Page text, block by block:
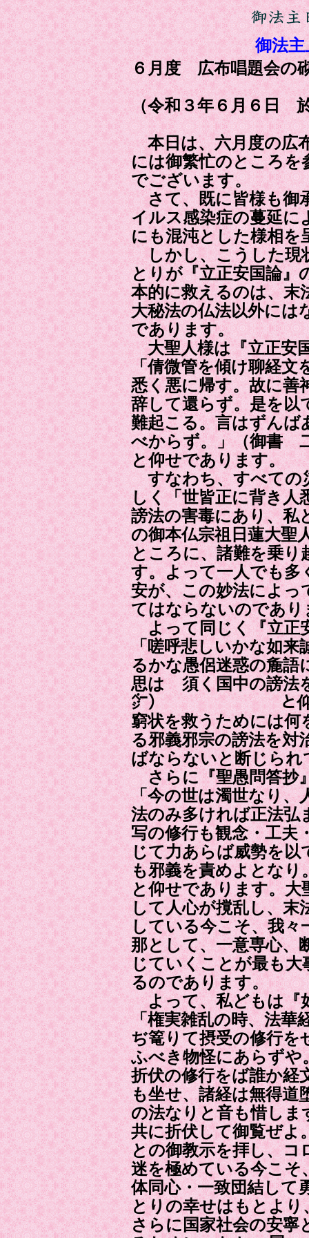
御法主
６月度 広布唱題会の
（令和３年６月６日
本日は、六月度の広
には御繁忙のところを
でございます。
さて、既に皆様も御
イルス感染症の蔓延に
にも混沌とした様相を
しかし、こうした現
とりが『立正安国論』
本的に救えるのは、末
大秘法の仏法以外には
であります。
大聖人様は『立正安
「倩微管を傾け聊経文
悉く悪に帰す。故に善
辞して還らず。是を以
難起こる。言はずんば
べからず。」（御書
と仰せであります。
すなわち、すべての
しく「世皆正に背き人
謗法の害毒にあり、私
の御本仏宗祖日蓮大聖
ところに、諸難を乗
す。よって一人でも多
安が、この妙法によっ
てはならないのであり
よって同じく『立正
「嗟呼悲しいかな如来
るかな愚侶迷惑の麁語
思はゞ須く国中の謗
㌻） と仰せられ
窮状を救うためには何
る邪義邪宗の謗法を対
ばならないと断じら
さらに『聖愚問答抄
「今の世は濁世なり、
法のみ多ければ正法弘
写の修行も観念・工夫
じて力あらば威勢を以
も邪義を責めよとなり
と仰せであります。大
して人心が撹乱し、末
している今こそ、我々
那として、一意専心、
じていくことが最も
るのであります。
よって、私どもは『
「権実雑乱の時、法華
ぢ篭りて摂受の修行を
ふべき物怪にあらずや
折伏の修行をば誰か経
も坐せ、諸経は無得道
の法なりと音も惜しま
共に折伏して御覧ぜ
との御教示を拝し、コ
迷を極めている今こそ
体同心・一致団結して
とりの幸せはもとより
さらに国家社会の安寧